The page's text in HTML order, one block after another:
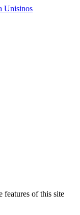
Unisinos
features of this site